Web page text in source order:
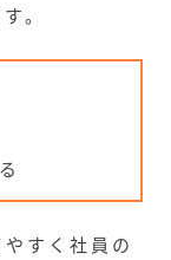
。
すく社員の